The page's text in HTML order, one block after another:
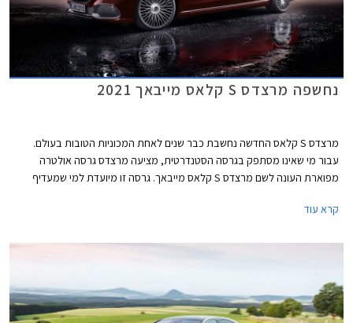
נחשפה מרצדס S קלאס מייבאך 2021
מרצדס S קלאס החדשה נחשבת כבר שנים לאחת המכוניות הטובות בעולם.
עבור מי שאינו מסתפק בגרסה הסטנדרטית, מציעה מרצדס גרסה אולטרה
מפוארת העונה לשם מרצדס S קלאס מייבאך. גרסה זו מיועדת למי שמעדיף
קרא עוד